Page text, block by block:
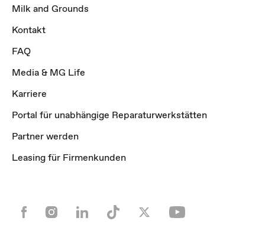
Milk and Grounds
Kontakt
FAQ
Media & MG Life
Karriere
Portal für unabhängige Reparaturwerkstätten
Partner werden
Leasing für Firmenkunden